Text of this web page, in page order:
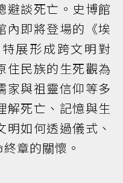
避談死亡。史博館
內即將登場的《埃
展形成跨文明對
住民族的生死觀為
家與祖靈信仰等多
解死亡、記憶與生
如何透過儀式、
章的關懷。